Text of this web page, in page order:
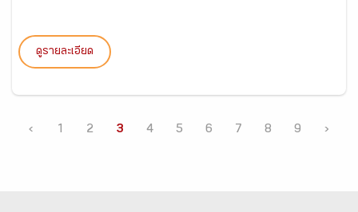
ดูรายละเอียด
‹ 1 2 3 4 5 6 7 8 9 ›